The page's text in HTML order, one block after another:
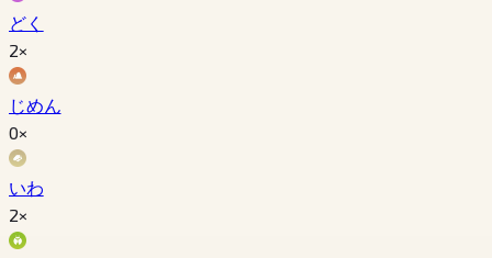
どく
2×
じめん
0×
いわ
2×